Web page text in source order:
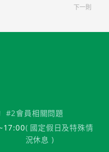
下一則
#2會員相關問題
( 國定假日及特殊情
況休息 )